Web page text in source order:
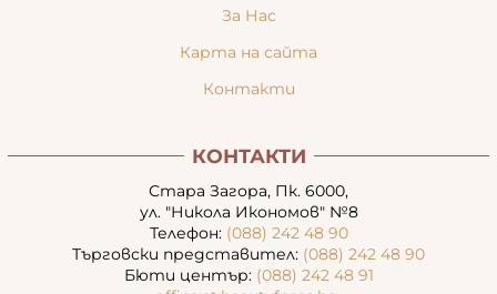
За Нас
Карта на сайта
Контакти
КОНТАКТИ
Стара Загора, Пк. 6000,
ул. "Никола Икономов" №8
Телефон: (088) 242 48 90
Търговски представител: (088) 242 48 90
Бюти център: (088) 242 48 91